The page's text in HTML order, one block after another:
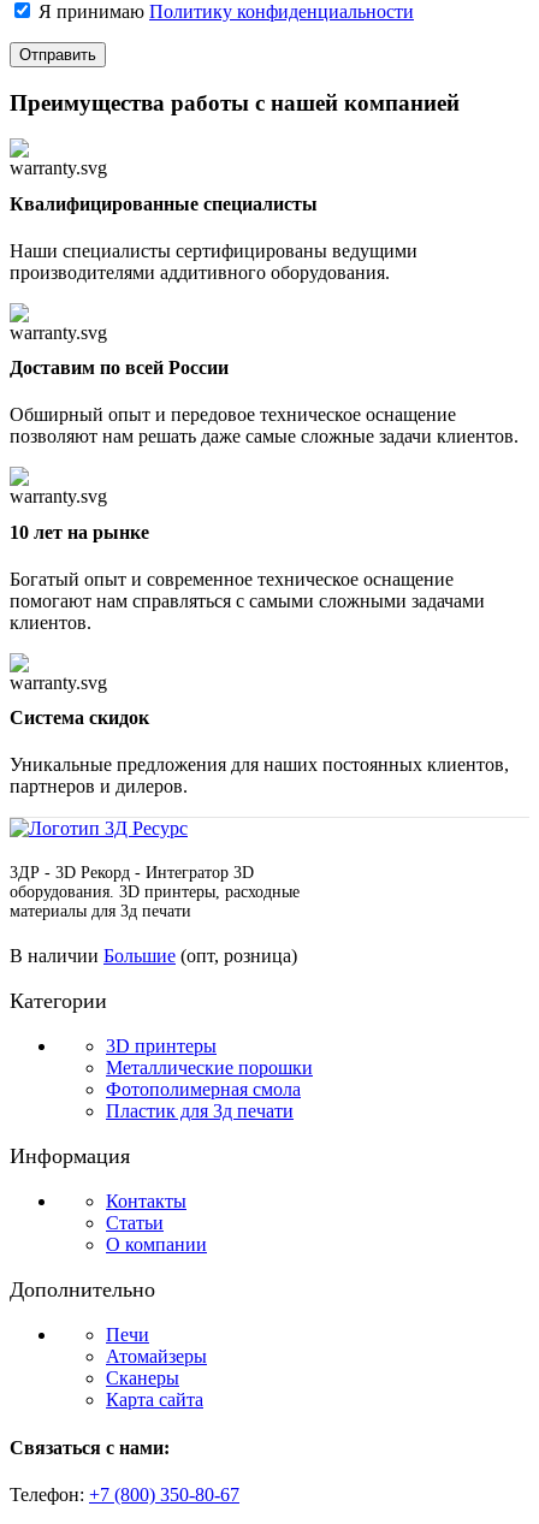
Я принимаю Политику конфиденциальности
Преимущества работы с нашей компанией
Квалифицированные специалисты
Наши специалисты сертифицированы ведущими
производителями аддитивного оборудования.
Доставим по всей России
Обширный опыт и передовое техническое оснащение
позволяют нам решать даже самые сложные задачи клиентов.
10 лет на рынке
Богатый опыт и современное техническое оснащение
помогают нам справляться с самыми сложными задачами
клиентов.
Cистема скидок
Уникальные предложения для наших постоянных клиентов,
партнеров и дилеров.
3ДР - 3D Рекорд - Интегратор 3D
оборудования. 3D принтеры, расходные
материалы для 3д печати
В наличии Большие (опт, розница)
Категории
3D принтеры
Металлические порошки
Фотополимерная смола
Пластик для 3д печати
Информация
Контакты
Статьи
О компании
Дополнительно
Печи
Атомайзеры
Сканеры
Карта сайта
Связаться с нами:
Телефон: +7 (800) 350-80-67